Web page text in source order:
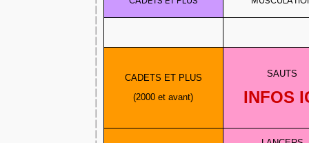
CADETS ET PLUS
(2000 et avant)
SAUTS
INFOS